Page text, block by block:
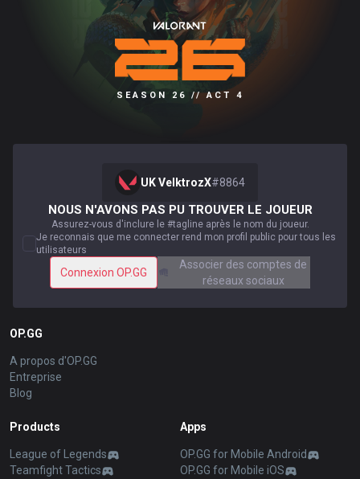
SEASON 26 // ACT 4
UK VelktrozX#8864
NOUS N'AVONS PAS PU TROUVER LE JOUEUR
Assurez-vous d'inclure le #tagline après le nom du joueur.
Je reconnais que me connecter rend mon profil public pour tous les
utilisateurs
Connexion OP.GG
Associer des comptes de
réseaux sociaux
OP.GG
A propos d'OP.GG
Entreprise
Blog
Products
League of Legends
Teamfight Tactics
Apps
OP.GG for Mobile Android
OP.GG for Mobile iOS